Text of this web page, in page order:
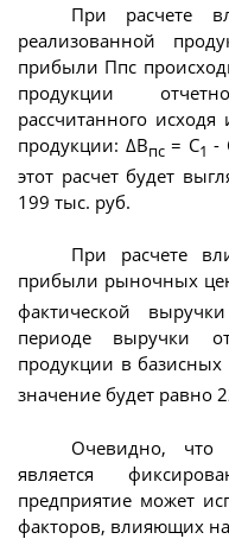
При расчете
реализованной
прибыли Ппс
продукции
рассчитанного
продукции: ΔВпс= С1 -
этот расчет будет
199 тыс. руб.
При расчете
прибыли рыночных
фактической
периоде выручки
продукции в базисных
значение будет равно
Очевидно,
является
предприятие может
факторов, влияющих